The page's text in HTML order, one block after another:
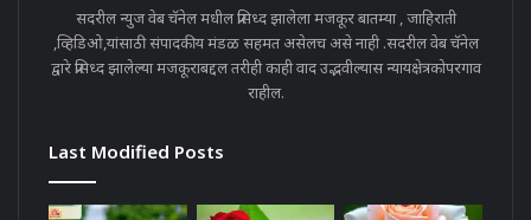
सदरील न्युज वेब चॅनेल मधील प्रसिध्द झालेला मजकूर बातम्या , जाहिराती
,व्हिडिओ,यांसाठी संपादकीय मंडळ सहमत असेलच असे नाही .सदरील वेब चॅनेल
द्वारे प्रसिध्द झालेल्या मजकूराबद्दल तरीही काही वाद उद्भवील्यास न्यायक्षेत्रकोपरगाव
राहील.
Last Modified Posts